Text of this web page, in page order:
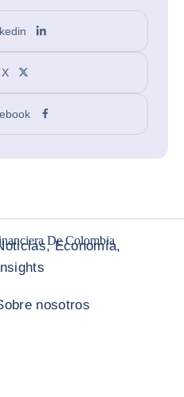
Economía,
nosotros